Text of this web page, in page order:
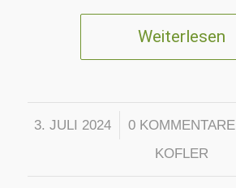
Weiterlesen
3. JULI 2024
/ 0 KOMMENTARE
/
KOFLER